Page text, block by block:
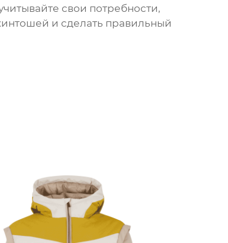
свои потребности,
и сделать правильный